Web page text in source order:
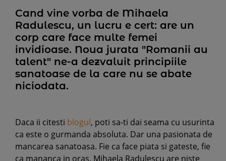
Cand vine vorba de Mihaela
Radulescu, un lucru e cert: are un
corp care face multe femei
invidioase. Noua jurata "Romanii au
talent" ne-a dezvaluit principiile
sanatoase de la care nu se abate
niciodata.
Daca ii citesti blogul, poti sa-ti dai seama cu usurinta
ca este o gurmanda absoluta. Dar una pasionata de
mancarea sanatoasa. Fie ca face piata si gateste, fie
ca mananca in oras, Mihaela Radulescu are niste